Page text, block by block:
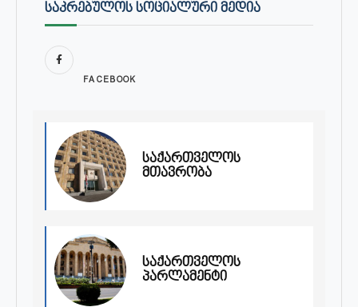
ᲡᲐᲙᲠᲔᲑᲣᲚᲝᲡ ᲡᲝᲪᲘᲐᲚᲣᲠᲘ ᲛᲔᲓᲘᲐ
FACEBOOK
საქართველოს
მთავრობა
საქართველოს
პარლამენტი